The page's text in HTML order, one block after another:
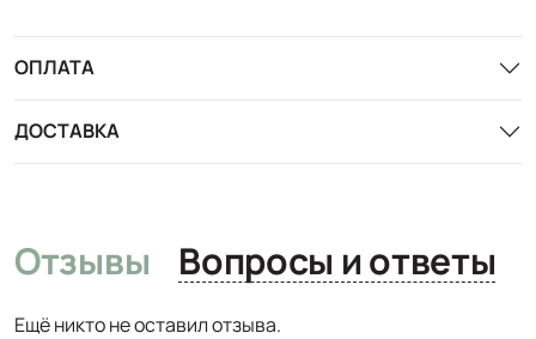
ОПЛАТА
ДОСТАВКА
Отзывы Вопросы и ответы
Ещё никто не оставил отзыва.